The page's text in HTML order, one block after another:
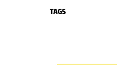
TAGS